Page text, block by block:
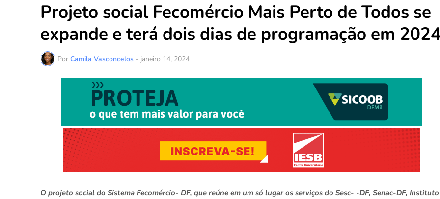
Projeto social Fecomércio Mais Perto de Todos se
expande e terá dois dias de programação em
Por Camila Vasconcelos - janeiro 14, 2024
O projeto social do Sistema Fecomércio- DF, que reúne em um só lugar os serviços do Sesc- -DF, Senac-DF, Instituto